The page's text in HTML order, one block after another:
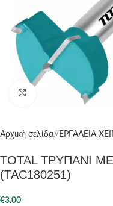
Click to enlarge
Αρχική σελίδα/ ΕΡΓΑΛΕΙΑ
TOTAL ΤΡΥΠΑΝΙ
(TAC180251)
€3.00